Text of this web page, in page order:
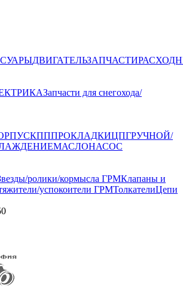
ДВИГАТЕЛЬЗАПЧАСТИ
Запчасти для снегохода/
КПППРОКЛАДКИЦПГРУЧНОЙ/
МАСЛОНАСОС
ролики/кормысла ГРМКлапаны и
успокоители ГРМТолкателиЦепи